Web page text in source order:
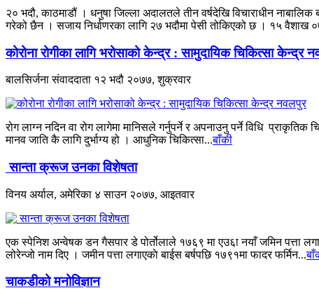
२० भदौ, काठमाडौं । धनुषा जिल्ला अदालतले तीन वर्षदेखि विचाराधीन नाबालिक
गरेको छैन । सजाय निर्धाणरका लागि २७ भदौमा पेसी तोकिएको छ । १५ वैशाख
कोरोना रोगीका लागि भरोसाको केन्द्र : सामुदायिक चिकित्सा केन्द्र
बालसिर्जना संवाददाता १२ भदौ २०७७, शुक्रवार
रोग लाग्न नदिन वा रोग लागेमा मानिसले गर्नुपर्ने र अपनाउनु पर्ने विधि
मानव जाति कै लागि दुर्भाग्य हो । आधुनिक चिकित्सा...बाँकी
सान्ता क्रूज उनका विशेषता
विनय अर्याल, अमेरिका ४ साउन २०७७, आइतवार
एक स्पेनिश अन्वेषक डन गैसपार डे पोर्तोलाले १७६९ मा एउ६ा नयाँ जमिन पत्ता
लोरेन्जो नाम दिए । जमीन पत्ता लगाएकाे बाईस बर्षपछि १७९१मा फादर फर्मिन...
चाकडीको मनोविज्ञान